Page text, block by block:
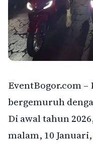
EventBogor.com
bergemuruh
Di awal tahun
malam, 10